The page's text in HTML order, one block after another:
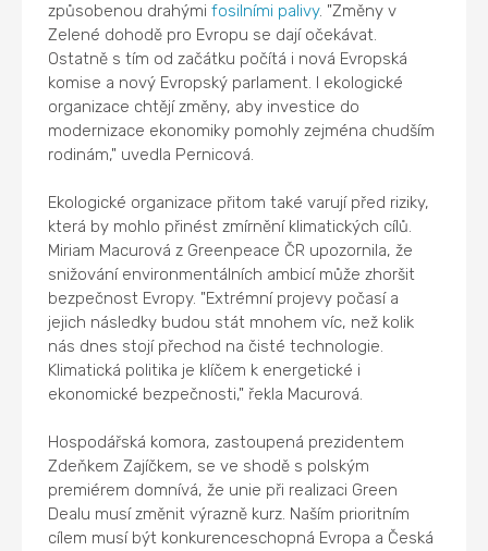
způsobenou drahýmifosilními palivy. "Změny v
Zelené dohodě pro Evropu se dají očekávat.
Ostatně s tím od začátku počítá i nová Evropská
komise a nový Evropský parlament. I ekologické
organizace chtějí změny, aby investice do
modernizace ekonomiky pomohly zejména chudším
rodinám," uvedla Pernicová.
Ekologické organizace přitom také varují před riziky,
která by mohlo přinést zmírnění klimatických cílů.
Miriam Macurová z Greenpeace ČR upozornila, že
snižování environmentálních ambicí může zhoršit
bezpečnost Evropy. "Extrémní projevy počasí a
jejich následky budou stát mnohem víc, než kolik
nás dnes stojí přechod na čisté technologie.
Klimatická politika je klíčem k energetické i
ekonomické bezpečnosti," řekla Macurová.
Hospodářská komora, zastoupená prezidentem
Zdeňkem Zajíčkem, se ve shodě s polským
premiérem domnívá, že unie při realizaci Green
Dealu musí změnit výrazně kurz. Naším prioritním
cílem musí být konkurenceschopná Evropa a Česká